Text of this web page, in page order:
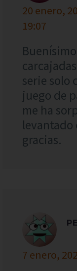
20 enero,
19:07
serie solo
juego de
me ha
levantado
gracias.
7 enero,